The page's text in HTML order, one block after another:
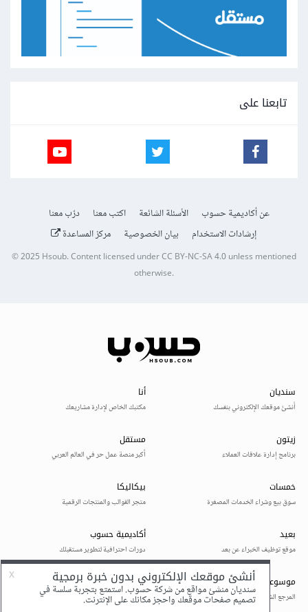
تابعنا على
عن أكاديمية حسوب الأسئلة الشائعة اكتب معنا
درّب معنا
إرشادات الاستخدام
بيان الخصوصية مركز المساعدة
© 2025Hsoub.Content licensed underCC BY-NC-SA 4.0unless mentioned
otherwise.